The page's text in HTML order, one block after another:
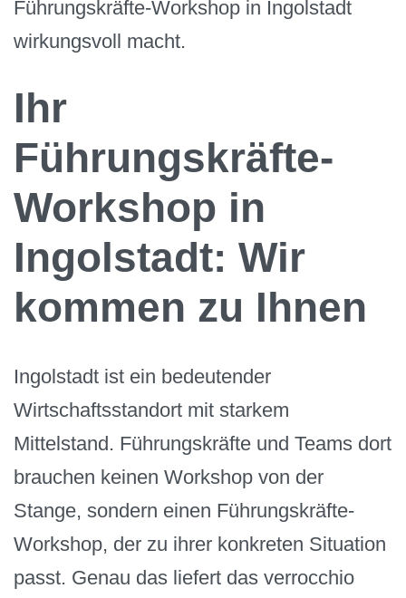
Führungskräfte-Workshop in Ingolstadt
wirkungsvoll macht.
Ihr
Führungskräfte-
Workshop in
Ingolstadt: Wir
kommen zu Ihnen
Ingolstadt ist ein bedeutender
Wirtschaftsstandort mit starkem
Mittelstand. Führungskräfte und Teams dort
brauchen keinen Workshop von der
Stange, sondern einen Führungskräfte-
Workshop, der zu ihrer konkreten Situation
passt. Genau das liefert das verrocchio